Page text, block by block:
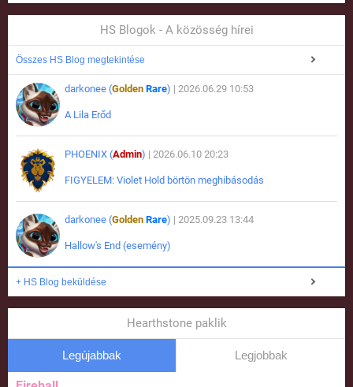
HS Blogok - A közösség hírei
Összes HS Blog megtekintése
darkonee (Golden Rare) | 2026.06.29 10:53
A Lila Erőd
PHOENIX (Admin) | 2026.06.10 20:23
FIGYELEM: Violet Hold börtön meghibásodás
darkonee (Golden Rare) | 2025.09.23 13:44
Hallow's End (esemény)
+ HS Blog beküldése
Hearthstone paklik
Legújabbak Legjobbak